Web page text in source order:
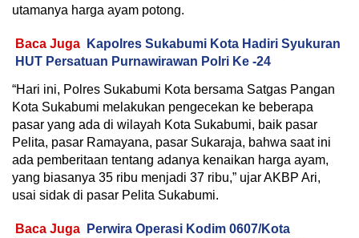
utamanya harga ayam potong.
Baca Juga
Kapolres Sukabumi Kota Hadiri Syukuran
HUT Persatuan Purnawirawan Polri Ke -24
“Hari ini, Polres Sukabumi Kota bersama Satgas Pangan
Kota Sukabumi melakukan pengecekan ke beberapa
pasar yang ada di wilayah Kota Sukabumi, baik pasar
Pelita, pasar Ramayana, pasar Sukaraja, bahwa saat ini
ada pemberitaan tentang adanya kenaikan harga ayam,
yang biasanya 35 ribu menjadi 37 ribu,” ujar AKBP Ari,
usai sidak di pasar Pelita Sukabumi.
Baca Juga
Perwira Operasi Kodim 0607/Kota